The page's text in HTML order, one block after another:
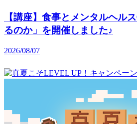
【講座】食事とメンタルヘル
るのか」を開催しました♪
2026/08/07